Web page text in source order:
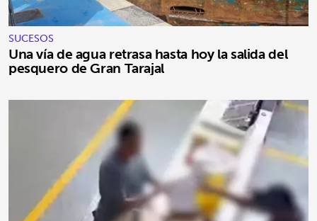
SUCESOS
Una vía de agua retrasa hasta hoy la salida del
pesquero de Gran Tarajal